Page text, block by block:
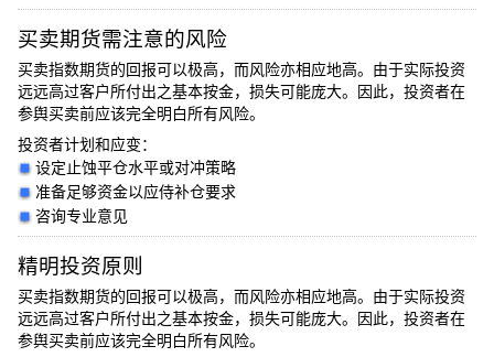
买卖期货需注意的风险
买卖指数期货的回报可以极高，而风险亦相应地高。由于实际投资
远远高过客户所付出之基本按金，损失可能庞大。因此，投资者在
参舆买卖前应该完全明白所有风险。
投资者计划和应变：
设定止蚀平仓水平或对冲策略
准备足够资金以应侍补仓要求
咨询专业意见
精明投资原则
买卖指数期货的回报可以极高，而风险亦相应地高。由于实际投资
远远高过客户所付出之基本按金，损失可能庞大。因此，投资者在
参舆买卖前应该完全明白所有风险。